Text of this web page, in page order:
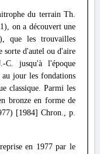
du terrain Th.
on a découvert une
), que les trouvailles
sorte d'autel ou d'aire
C. jusqu'à l'époque
jour les fondations
classique. Parmi les
bronze en forme de
[1984] Chron., p.
en 1977 par le